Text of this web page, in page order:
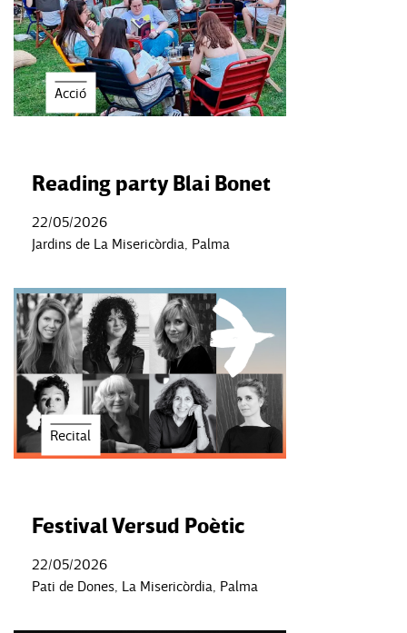
Acció
Reading party Blai Bonet
22/05/2026
Jardins de La Misericòrdia, Palma
Recital
Festival Versud Poètic
22/05/2026
Pati de Dones, La Misericòrdia, Palma